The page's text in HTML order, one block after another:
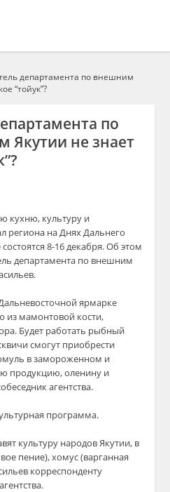
департамента по внешним
“тойук”?
по
Якутии не знает
кухню, культуру и
региона на Днях Дальнего
8-16 декабря. Об этом
департамента по внешним
ярмарке
из мамонтовой кости,
Будет работать рыбный
смогут приобрести
в замороженном и
продукцию, оленину и
агентства.
программа.
культуру народов Якутии, в
пение), хомус (варганная
корреспонденту